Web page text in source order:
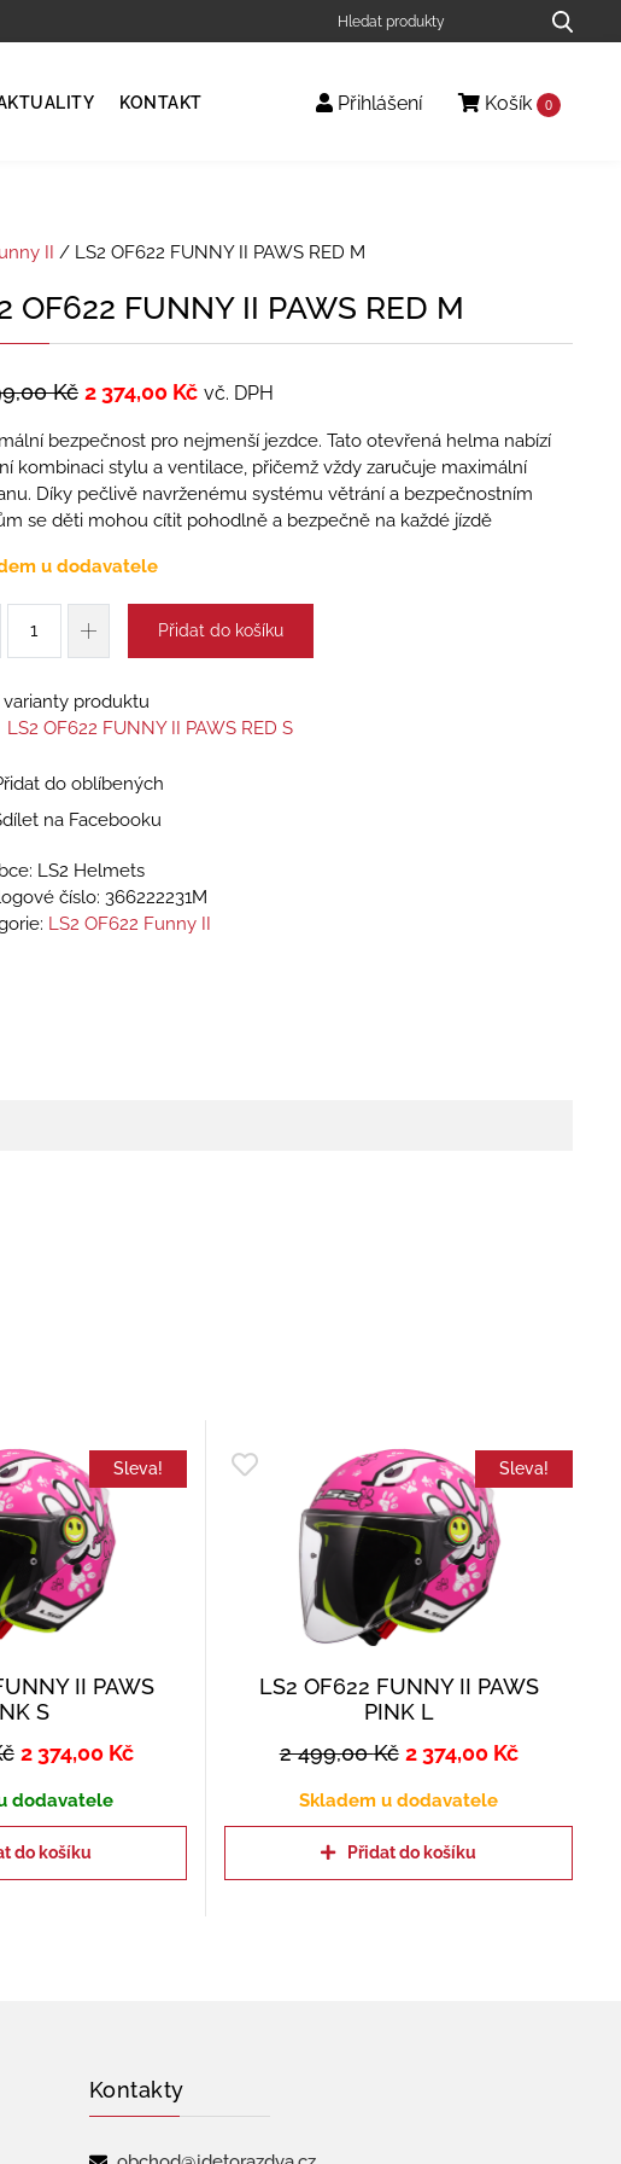
KONTAKT Přihlášení Košík 0
II / LS2 OF622 FUNNY II PAWS RED M
OF622 FUNNY II PAWS RED M
Kč 2 374,00 Kč vč. DPH
bezpečnost pro nejmenší jezdce. Tato otevřená helma nabízí
kombinaci stylu a ventilace, přičemž vždy zaručuje maximální
Díky pečlivě navrženému systému větrání a bezpečnostním
se děti mohou cítit pohodlně a bezpečně na každé jízdě
u dodavatele
Přidat do košíku
varianty produktu
LS2 OF622 FUNNY II PAWS RED S
do oblíbených
na Facebooku
LS2 Helmets
číslo: 366222231M
LS2 OF622 Funny II
Sleva!
II PAWS
S
2 374,00 Kč
dodavatele
do košíku
Sleva!
LS2 OF622 FUNNY II PAWS
PINK L
2 499,00Kč 2 374,00 Kč
Skladem u dodavatele
Přidat do košíku
Kontakty